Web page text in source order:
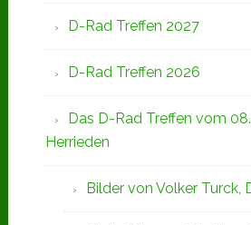
D-Rad Treffen 2027
D-Rad Treffen 2026
Das D-Rad Treffen vom
Herrieden
Bilder von Volker Turck,